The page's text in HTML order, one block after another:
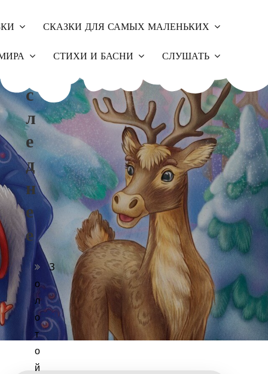
СКАЗКИ ДЛЯ САМЫХ МАЛЕНЬКИХ
СТИХИ И БАСНИ СЛУШАТЬ
С
Л
Е
Д
Н
Е
Е
З
о
л
о
т
о
й